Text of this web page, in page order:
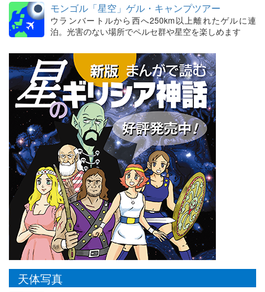
モンゴル「星空」ゲル・キャンプツアー
ウランバートルから西へ250km以上離れたゲルに連
泊。光害のない場所でペルセ群や星空を楽しめます
天体写真